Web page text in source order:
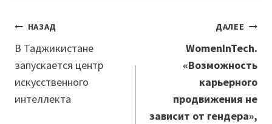
Навигация
по
записям
НАЗАД
В Таджикистане
запускается центр
искусственного
интеллекта
ДАЛЕЕ
WomenInTech.
«Возможность
карьерного
продвижения не
зависит от гендера»,